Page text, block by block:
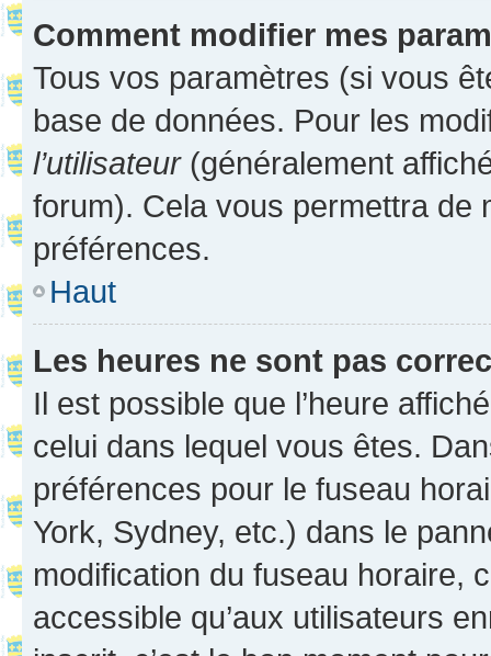
Comment modifier mes
Tous vos paramètres (si vous
base de données. Pour les
l’utilisateur(généralement
forum). Cela vous permettra de
préférences.
Haut
Les heures ne sont pas
Il est possible que l’heure
celui dans lequel vous êtes.
préférences pour le fuseau
York, Sydney, etc.) dans le
modification du fuseau horaire,
accessible qu’aux utilisateurs